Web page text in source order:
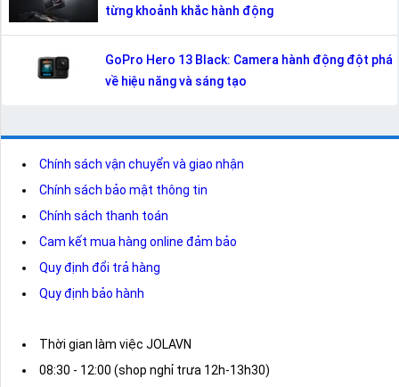
từng khoảnh khắc hành động
GoPro Hero 13 Black: Camera hành động đột phá
về hiệu năng và sáng tạo
Chính sách vận chuyển và giao nhận
Chính sách bảo mật thông tin
Chính sách thanh toán
Cam kết mua hàng online đảm bảo
Quy định đổi trả hàng
Quy định bảo hành
Thời gian làm việc JOLAVN
08:30 - 12:00 (shop nghỉ trưa 12h-13h30)